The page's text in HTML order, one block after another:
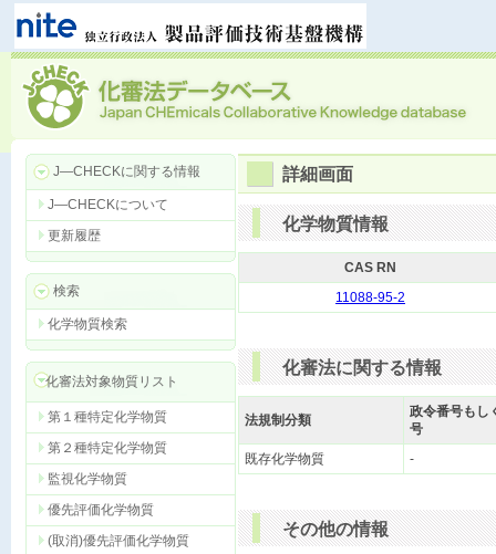
J―CHECKに関する情報
J―CHECKについて
更新履歴
検索
化学物質検索
化審法対象物質リスト
第１種特定化学物質
第２種特定化学物質
監視化学物質
優先評価化学物質
(取消)優先評価化学物質
詳細画面
化学物質情報
CAS RN
11088-95-2
化審法に関する情報
法規制分類
政令番号もし
号
既存化学物質
-
その他の情報